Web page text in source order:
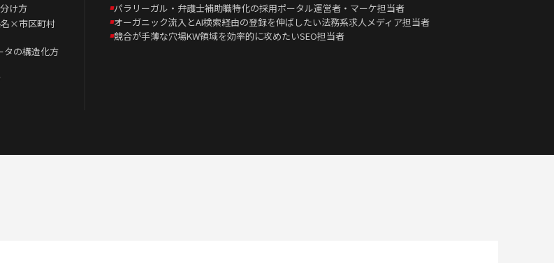
け方
名×市区町村
タの構造化方
パラリーガル・弁護士補助職特化の採用ポータル運営者・マーケ担当者
オーガニック流入とAI検索経由の登録を伸ばしたい法務系求人メディア担当者
競合が手薄な穴場KW領域を効率的に攻めたいSEO担当者